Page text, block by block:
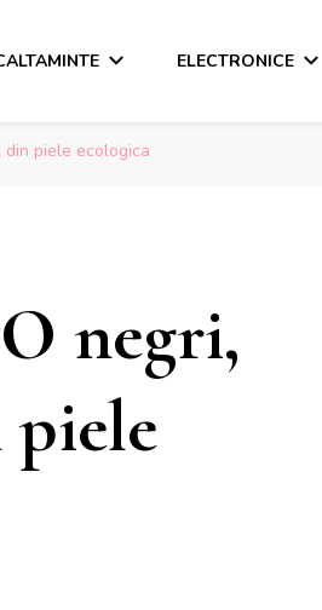
ELECTRONICE
din piele ecologica
negri,